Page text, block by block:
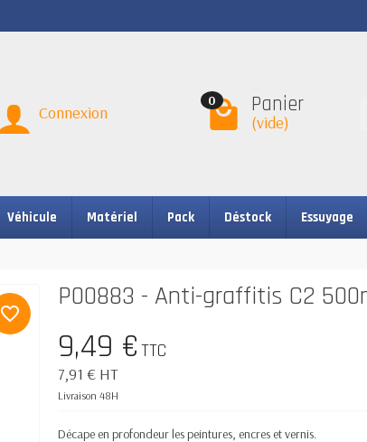
Connexion
0 Panier
(vide)
Véhicule Matériel Pack Déstock Essuyage
favorite_border
P00883 - Anti-graffitis C2
9,49 €TTC
7,91 € HT
Livraison 48H
Décape en profondeur les peintures, encres et vernis.